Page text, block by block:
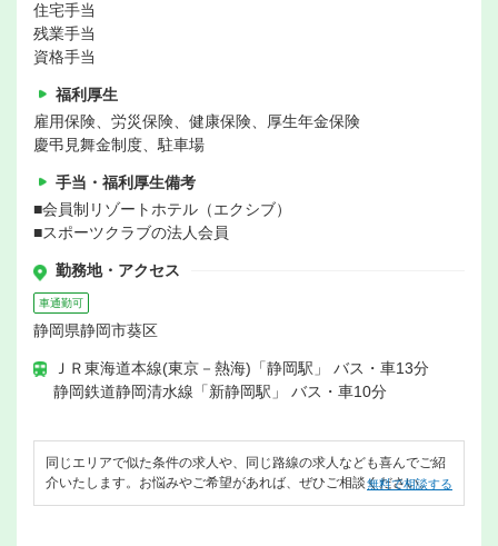
住宅手当
残業手当
資格手当
福利厚生
雇用保険、労災保険、健康保険、厚生年金保険
慶弔見舞金制度、駐車場
手当・福利厚生備考
■会員制リゾートホテル（エクシブ）
■スポーツクラブの法人会員
勤務地・アクセス
車通勤可
静岡県静岡市葵区
ＪＲ東海道本線(東京－熱海)「静岡駅」 バス・車13分
静岡鉄道静岡清水線「新静岡駅」 バス・車10分
同じエリアで似た条件の求人や、同じ路線の求人なども喜んでご紹
介いたします。お悩みやご希望があれば、ぜひご相談ください。
無料で相談する